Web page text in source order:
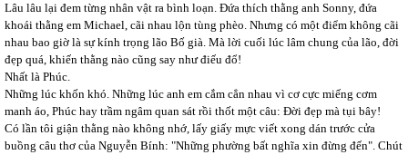
Lâu lâu lại đem từng nhân vật ra bình loạn. Đứa thích thằng anh Sonny, đứa
khoái thằng em Michael, cãi nhau lộn tùng phèo. Nhưng có một điểm không cãi
nhau bao giờ là sự kính trọng lão Bố già. Mà lời cuối lúc lâm chung của lão, đời
đẹp quá, khiến thằng nào cũng say như điếu đổ!
Nhất là Phúc.
Những lúc khốn khó. Những lúc anh em cắm cẳn nhau vì cơ cực miếng cơm
manh áo, Phúc hay trầm ngâm quan sát rồi thốt một câu: Đời đẹp mà tụi bây!
Có lần tôi giận thằng nào không nhớ, lấy giấy mực viết xong dán trước cửa
buồng câu thơ của Nguyễn Bính: "Những phường bất nghĩa xin đừng đến". Chút